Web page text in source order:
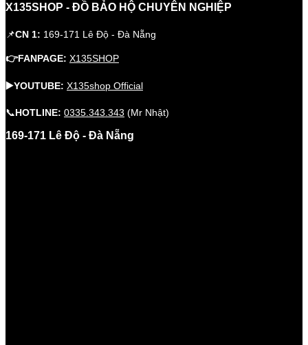
X135SHOP - ĐỒ BẢO HỘ CHUYÊN NGHIỆP
📌CN 1: 169-171 Lê Độ - Đà Nẵng
👉FANPAGE: X135SHOP
▶️YOUTUBE: X135shop Official
📞HOTLINE: 0335.343.343 (Mr Nhật)
169-171 Lê Độ - Đà Nẵng